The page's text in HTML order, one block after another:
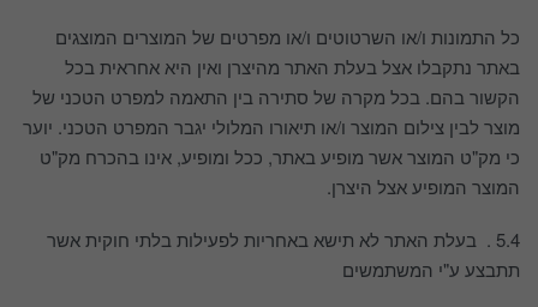
כל התמונות ו/או השרטוטים ו/או מפרטים של המוצרים המוצגים
באתר נתקבלו אצל בעלת האתר מהיצרן ואין היא אחראית בכל
הקשור בהם. בכל מקרה של סתירה בין התאמה למפרט הטכני של
מוצר לבין צילום המוצר ו/או תיאורו המלולי יגבר המפרט הטכני. יוער
כי מק"ט המוצר אשר מופיע באתר, ככל ומופיע, אינו בהכרח מק"ט
המוצר המופיע אצל היצרן.
5.4 . בעלת האתר לא תישא באחריות לפעילות בלתי חוקית אשר
תתבצע ע"י המשתמשים